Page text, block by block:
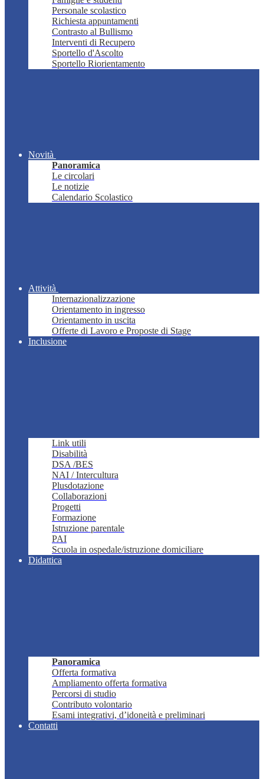
Personale scolastico
Richiesta appuntamenti
Contrasto al Bullismo
Interventi di Recupero
Sportello d'Ascolto
Sportello Riorientamento
Novità
Panoramica
Le circolari
Le notizie
Calendario Scolastico
Attività
Internazionalizzazione
Orientamento in ingresso
Orientamento in uscita
Offerte di Lavoro e Proposte di Stage
Inclusione
Link utili
Disabilità
DSA /BES
NAI / Intercultura
Plusdotazione
Collaborazioni
Progetti
Formazione
Istruzione parentale
PAI
Scuola in ospedale/istruzione domiciliare
Didattica
Panoramica
Offerta formativa
Ampliamento offerta formativa
Percorsi di studio
Contributo volontario
Esami integrativi, d’idoneità e preliminari
Contatti